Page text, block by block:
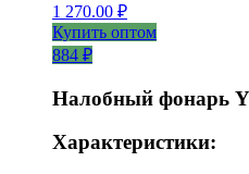
1 270.00 ₽
Купить оптом
884 ₽
Налобный фонарь
Характеристики: